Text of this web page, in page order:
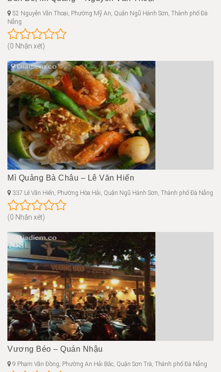
52 Nguyễn Văn Thoại, Phường Mỹ An, Quận Ngũ Hành Sơn, Thành phố Đà
Nẵng
(0 Nhận xét)
Mì Quảng Bà Châu – Lê Văn Hiến
337 Lê Văn Hiến, Phường Hòa Hải, Quận Ngũ Hành Sơn, Thành phố Đà Nẵng
(0 Nhận xét)
Vương Béo – Quán Nhậu
9 Phạm Văn Đồng, Phường An Hải Bắc, Quận Sơn Trà, Thành phố Đà Nẵng